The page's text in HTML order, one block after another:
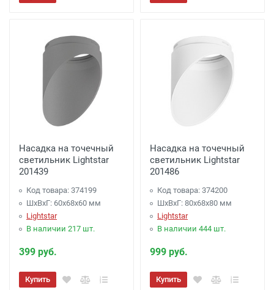
Насадка на точечный
светильник Lightstar
201439
Код товара: 374199
ШхВхГ: 60x68x60 мм
Lightstar
В наличии 217 шт.
399 руб.
Купить
Насадка на точечный
светильник Lightstar
201486
Код товара: 374200
ШхВхГ: 80x68x80 мм
Lightstar
В наличии 444 шт.
999 руб.
Купить